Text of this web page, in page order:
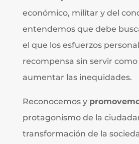
económico, militar y del
entendemos que debe
el que los esfuerzos
recompensa sin servir
aumentar las inequidades.
Reconocemos y
protagonismo de la
transformación de la